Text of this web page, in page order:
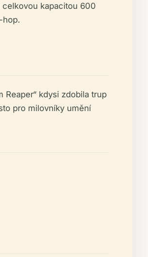
kapacitou 600
hop.
kdysi zdobila trup
pro milovníky umění